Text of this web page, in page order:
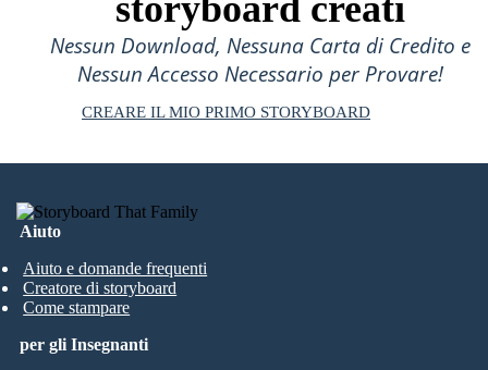
Nessun Download, Nessuna Carta di Credito e
Nessun Accesso Necessario per Provare!
CREARE IL MIO PRIMO STORYBOARD
Aiuto
Aiuto e domande frequenti
Creatore di storyboard
Come stampare
per gli Insegnanti